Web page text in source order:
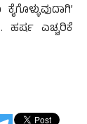
ಹರ್ಷ ಎಚ್ಚರಿಕೆ